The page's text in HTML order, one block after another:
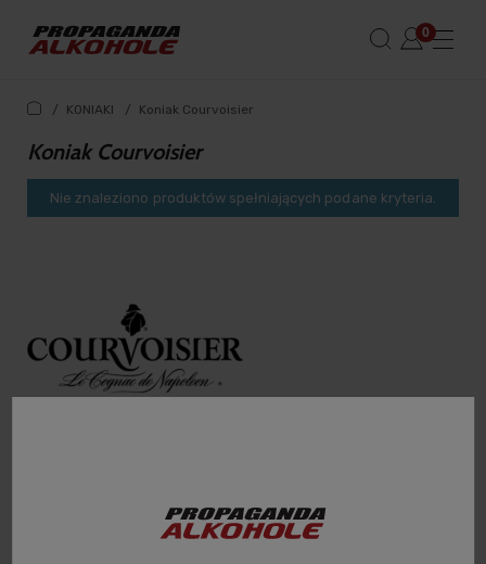
/ KONIAKI / Koniak Courvoisier
Koniak Courvoisier
Nie znaleziono produktów spełniających podane kryteria.
to nazwisko francuskiego kupca, który w 1809
roku wraz z merem miasteczka Bercy, znajdującego się pod